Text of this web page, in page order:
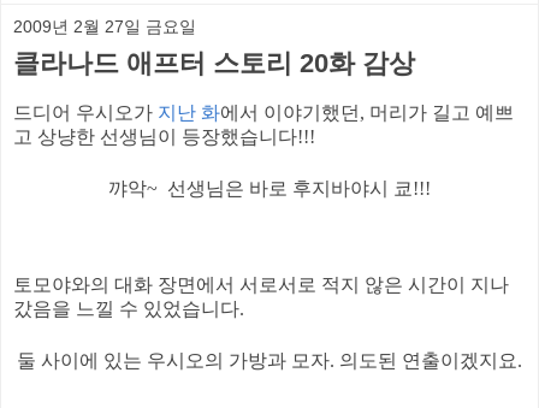
2009년 2월 27일 금요일
클라나드 애프터 스토리 20화 감상
드디어 우시오가 지난 화에서 이야기했던 , 머리가 길고 예쁘
고 상냥한 선생님이 등장했습니다!!!
꺄악~ 선생님은 바로 후지바야시 쿄!!!
토모야와의 대화 장면에서 서로서로 적지 않은 시간이 지나
갔음을 느낄 수 있었습니다.
둘 사이에 있는 우시오의 가방과 모자. 의도된 연출이겠지요.